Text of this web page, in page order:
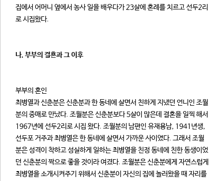
집에서 어머니 옆에서 농사 일을 배우다가 23살에 혼례를 치르고 선두2리
로 시집왔다.
나. 부부의 결혼과 그 이후
부부의 혼인
최병열과 신춘분은 신춘분과 한 동네에 살면서 친하게 지냈던 언니인 조월
분의 중매로 만났다. 조월분은 신춘분보다 5살이 많은데 결혼을 일찍 해서
1967년에 선두2리로 시집 왔다. 조월분의 남편인 유재용남, 1941년생,
선두포 거주과 최병열은 한 동네에 살면서 가까운 사이였다. 그래서 조월
분은 성격이 착하고 성실하게 일하는 최병열을 친정 동네에 친한 동생이었
던 신춘분의 짝으로 좋을 것이라 여겼다. 조월분은 신춘분에게 자연스럽게
최병열을 소개시켜주기 위해서 신춘분이 자신의 집에 놀러왔을 때 자리를